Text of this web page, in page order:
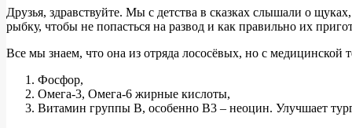
Друзья, здравствуйте. Мы с детства в сказках слышали о
рыбку, чтобы не попасться на развод и как правильно их
Все мы знаем, что она из отряда лососёвых, но с
Фосфор,
Омега-3, Омега-6 жирные кислоты,
Витамин группы B, особенно B3 – неоцин. Улучшает